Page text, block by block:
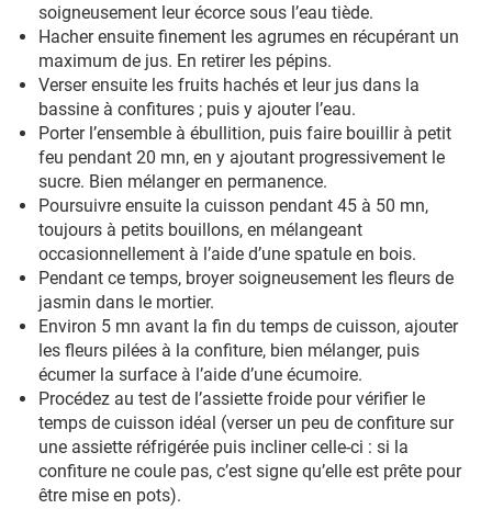
soigneusement leur écorce sous l’eau tiède.
Hacher ensuite finement les agrumes en récupérant un
maximum de jus. En retirer les pépins.
Verser ensuite les fruits hachés et leur jus dans la
bassine à confitures ; puis y ajouter l’eau.
Porter l’ensemble à ébullition, puis faire bouillir à petit
feu pendant 20 mn, en y ajoutant progressivement le
sucre. Bien mélanger en permanence.
Poursuivre ensuite la cuisson pendant 45 à 50 mn,
toujours à petits bouillons, en mélangeant
occasionnellement à l’aide d’une spatule en bois.
Pendant ce temps, broyer soigneusement les fleurs de
jasmin dans le mortier.
Environ 5 mn avant la fin du temps de cuisson, ajouter
les fleurs pilées à la confiture, bien mélanger, puis
écumer la surface à l’aide d’une écumoire.
Procédez au test de l’assiette froide pour vérifier le
temps de cuisson idéal (verser un peu de confiture sur
une assiette réfrigérée puis incliner celle-ci : si la
confiture ne coule pas, c’est signe qu’elle est prête pour
être mise en pots).